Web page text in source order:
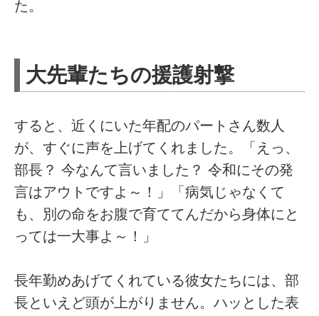
た。
大先輩たちの援護射撃
すると、近くにいた年配のパートさん数人
が、すぐに声を上げてくれました。「えっ、
部長？ 今なんて言いました？ 令和にその発
言はアウトですよ～！」「病気じゃなくて
も、別の命をお腹で育ててんだから身体にと
っては一大事よ～！」
長年勤めあげてくれている彼女たちには、部
長といえど頭が上がりません。ハッとした表